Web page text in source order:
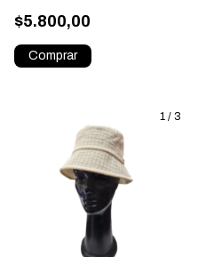
$5.800,00
1 / 3